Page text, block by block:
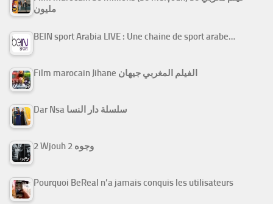
مليون
BEIN sport Arabia LIVE : Une chaine de sport arabe…
Film marocain Jihane الفيلم المغربي جيهان
Dar Nsa سلسلة دار النسا
2 Wjouh 2 وجوه
Pourquoi BeReal n’a jamais conquis les utilisateurs